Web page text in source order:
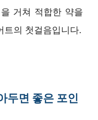
거쳐 적합한 약을
트의 첫걸음입니다.
두면 좋은 포인